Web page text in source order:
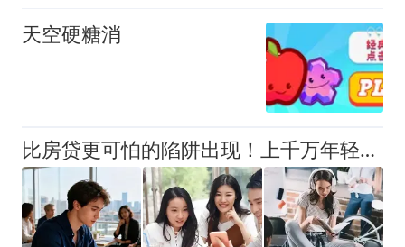
天空硬糖消
比房贷更可怕的陷阱出现！上千万年轻人成收割目标，五年掏空未来